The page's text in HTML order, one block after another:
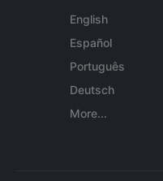
English
Español
Português
Deutsch
More...